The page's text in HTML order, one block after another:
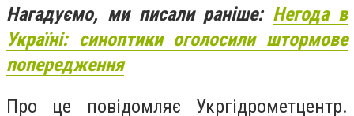
Нагадуємо, ми писали раніше: Негода в
Україні: синоптики оголосили штормове
попередження
Про це повідомляє Укргідрометцентр.